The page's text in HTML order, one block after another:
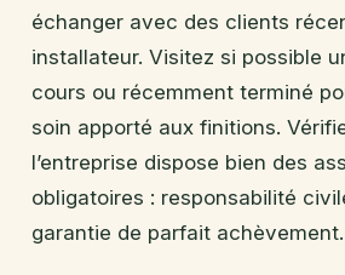
échanger avec des clients
installateur. Visitez si possible
cours ou récemment terminé
soin apporté aux finitions.
l’entreprise dispose bien des
obligatoires : responsabilité
garantie de parfait achèvement.